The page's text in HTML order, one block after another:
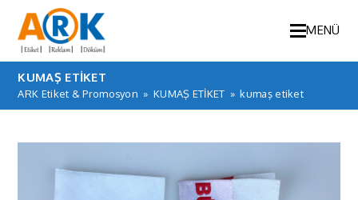
MENÜ
KUMAŞ ETIKET
ARK Etiket & Promosyon » KUMAŞ ETİKET » kumaş etiket